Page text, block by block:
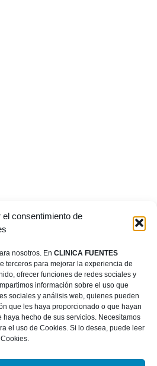
el consentimiento de
nosotros. En CLINICA FUENTES
terceros para mejorar la experiencia de
ofrecer funciones de redes sociales y
información sobre el uso que
sociales y análisis web, quienes pueden
que les haya proporcionado o que hayan
hecho de sus servicios. Necesitamos
el uso de Cookies. Si lo desea, puede leer